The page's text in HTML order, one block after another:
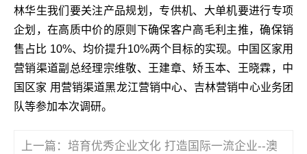
林华生我们要关注产品规划，专供机、大单机要进行专项
企划，在高质中价的原则下确保客户高毛利主推，确保销
售占比 10%、均价提升10%两个目标的实现。中国区家用
营销渠道副总经理宗维敬、王建章、矫玉本、王晓霖，中
国区家 用营销渠道黑龙江营销中心、吉林营销中心业务团
队等参加本次调研。
上一篇： 培育优秀企业文化 打造国际一流企业--澳